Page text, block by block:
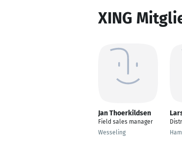
XING
Jan Thoerkildsen
Field sales manager
Wesseling